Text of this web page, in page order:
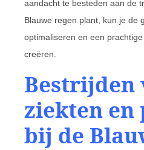
aandacht te besteden aan de
Blauwe regen plant, kun je de
optimaliseren en een
creëren.
Bestrijden
ziekten en
bij de